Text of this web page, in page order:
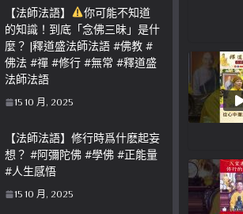
【法師法語】
你可能不知道
的知識！到底「念佛三昧」是什
麼？ |釋道盛法師法語 #佛教 #
佛法 #禪 #修行 #無常 #釋道盛
法師法語
15 10 月, 2025
【法師法語】修行時爲什麽起妄
想？ #阿彌陀佛 #學佛 #正能量
#人生感悟
15 10 月, 2025